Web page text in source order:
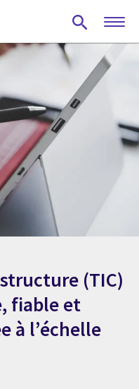
(TIC)
fiable et
à l’échelle